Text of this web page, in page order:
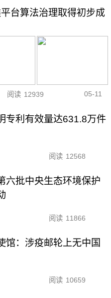
台算法治理取得初步成
阅读 12939 05-11
专利有效量达631.8万件
阅读 12568
六批中央生态环境保护
阅读 11866
馆：涉疫邮轮上无中国
阅读 10659